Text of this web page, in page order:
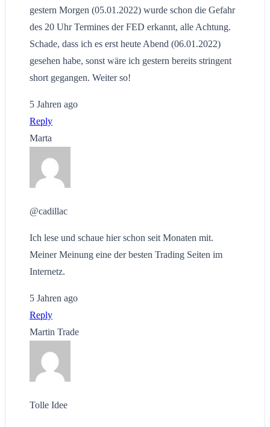
gestern Morgen (05.01.2022) wurde schon die Gefahr
des 20 Uhr Termines der FED erkannt, alle Achtung.
Schade, dass ich es erst heute Abend (06.01.2022)
gesehen habe, sonst wäre ich gestern bereits stringent
short gegangen. Weiter so!
5 Jahren ago
Reply
Marta
@cadillac
Ich lese und schaue hier schon seit Monaten mit.
Meiner Meinung eine der besten Trading Seiten im
Internetz.
5 Jahren ago
Reply
Martin Trade
Tolle Idee